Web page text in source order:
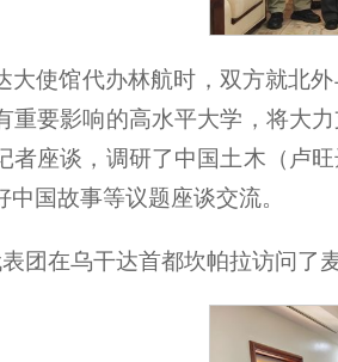
大使馆代办林航时，双方就北
重要影响的高水平大学，将大
者座谈，调研了中国土木（卢
国故事等议题座谈交流。
团在乌干达首都坎帕拉访问了